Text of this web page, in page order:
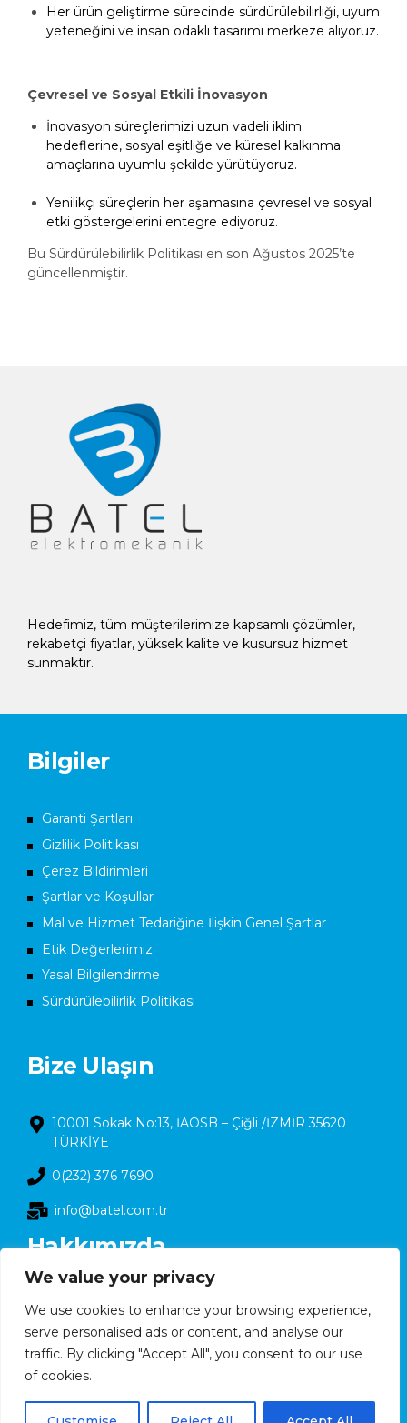
We value your privacy
We use cookies to enhance your browsing experience,
serve personalised ads or content, and analyse our
traffic. By clicking "Accept All", you consent to our use
of cookies.
Her ürün geliştirme sürecinde sürdürülebilirliği, uyum
yeteneğini ve insan odaklı tasarımı merkeze alıyoruz.​
Çevresel ve Sosyal Etkili İnovasyon
İnovasyon süreçlerimizi uzun vadeli iklim
hedeflerine, sosyal eşitliğe ve küresel kalkınma
amaçlarına uyumlu şekilde yürütüyoruz.​
Yenilikçi süreçlerin her aşamasına çevresel ve sosyal
etki göstergelerini entegre ediyoruz.
Bu Sürdürülebilirlik Politikası en son Ağustos 2025’te
güncellenmiştir.
Hedefimiz, tüm müşterilerimize kapsamlı çözümler,
rekabetçi fiyatlar, yüksek kalite ve kusursuz hizmet
sunmaktır.
Bilgiler
Garanti Şartları
Gizlilik Politikası
Çerez Bildirimleri
Şartlar ve Koşullar
Mal ve Hizmet Tedariğine İlişkin Genel Şartlar
Etik Değerlerimiz
Yasal Bilgilendirme
Sürdürülebilirlik Politikası
Bize Ulaşın
10001 Sokak No:13, İAOSB – Çiğli /İZMİR 35620
TÜRKİYE
0(232) 376 7690
info@batel.com.tr
Hakkımızda
Bize Ulaşın
Faaliyetlerimiz
Rakamlarla BATEL
Düşük Karbon Ayak izi için Teknolojiler ve Yenilikler
Yetkili Servislerimiz
English